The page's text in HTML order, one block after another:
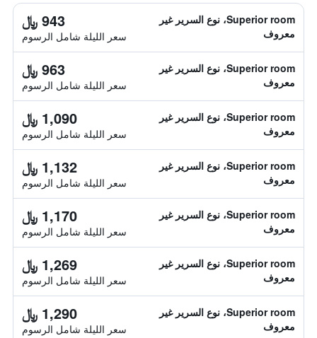
Superior room، نوع السرير غير
معروف
943 ﷼
سعر الليلة شامل الرسوم
Superior room، نوع السرير غير
معروف
963 ﷼
سعر الليلة شامل الرسوم
Superior room، نوع السرير غير
معروف
1,090 ﷼
سعر الليلة شامل الرسوم
Superior room، نوع السرير غير
معروف
1,132 ﷼
سعر الليلة شامل الرسوم
Superior room، نوع السرير غير
معروف
1,170 ﷼
سعر الليلة شامل الرسوم
Superior room، نوع السرير غير
معروف
1,269 ﷼
سعر الليلة شامل الرسوم
Superior room، نوع السرير غير
معروف
1,290 ﷼
سعر الليلة شامل الرسوم